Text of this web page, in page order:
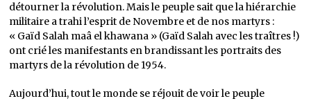
détourner la révolution. Mais le peuple sait que la hiérarchie
militaire a trahi l’esprit de Novembre et de nos martyrs :
« Gaïd Salah maâ el khawana » (Gaïd Salah avec les traîtres !)
ont crié les manifestants en brandissant les portraits des
martyrs de la révolution de 1954.
Aujourd’hui, tout le monde se réjouit de voir le peuple